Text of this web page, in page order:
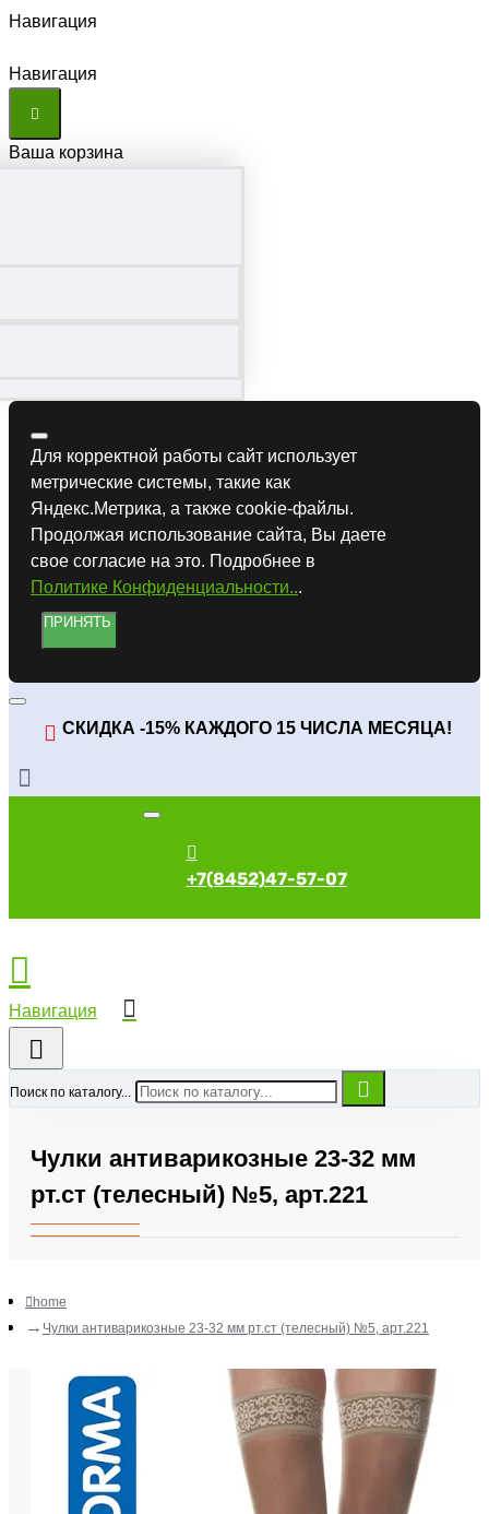
Навигация
Навигация
Ваша корзина
Для корректной работы сайт использует
метрические системы, такие как
Яндекс.Метрика, а также cookie-файлы.
Продолжая использование сайта, Вы даете
свое согласие на это. Подробнее в
Политике Конфиденциальности...
ПРИНЯТЬ
СКИДКА -15% КАЖДОГО 15 ЧИСЛА МЕСЯЦА!
+7(8452)47-57-07
Поиск по каталогу...
Чулки антиварикозные 23-32 мм
рт.ст (телесный) №5, арт.221
home
Чулки антиварикозные 23-32 мм рт.ст (телесный) №5, арт.221